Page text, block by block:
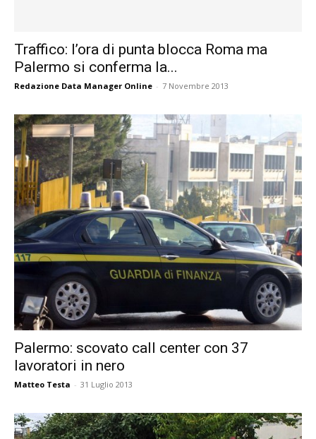
Traffico: l’ora di punta blocca Roma ma
Palermo si conferma la...
Redazione Data Manager Online - 7 Novembre 2013
Palermo: scovato call center con 37
lavoratori in nero
Matteo Testa - 31 Luglio 2013